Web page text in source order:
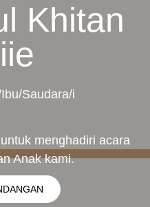
Khitan
Saudara/i
menghadiri acara
Anak kami.